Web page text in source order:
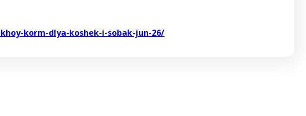
korm-dlya-koshek-i-sobak-jun-26/